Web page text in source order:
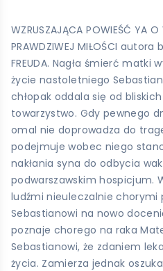
WZRUSZAJĄCA POWIEŚĆ YA O
PRAWDZIWEJ MIŁOŚCI autora
FREUDA. Nagła śmierć
życie nastoletniego
chłopak oddala się od
towarzystwo. Gdy pewnego
omal nie doprowadza do
podejmuje wobec niego
nakłania syna do odbycia
podwarszawskim hospicjum.
ludźmi nieuleczalnie
Sebastianowi na nowo
poznaje chorego na raka
Sebastianowi, że zdaniem
życia. Zamierza jednak